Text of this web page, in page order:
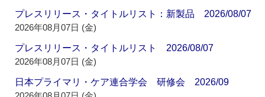
プレスリリース・タイトルリスト：新製品 2026/08/07
2026年08月07日 (金)
プレスリリース・タイトルリスト 2026/08/07
2026年08月07日 (金)
日本プライマリ・ケア連合学会 研修会 2026/09